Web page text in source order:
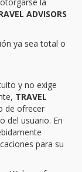
la
ADVISORS
ya sea total o
y no exige
TRAVEL
de ofrecer
del usuario. En
para su